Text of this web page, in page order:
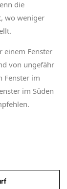
die
wo weniger
einem Fenster
von ungefähr
Fenster im
im Süden